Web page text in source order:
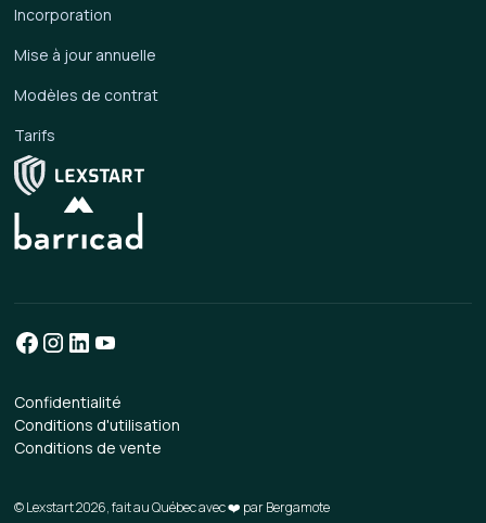
Incorporation
Mise à jour annuelle
Modèles de contrat
Tarifs
Confidentialité
Conditions d'utilisation
Conditions de vente
© Lexstart 2026, fait au Québec avec ❤️ parBergamote